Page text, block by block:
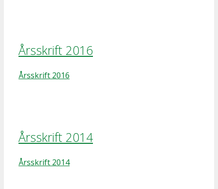
Årsskrift 2016
Årsskrift 2016
Årsskrift 2014
Årsskrift 2014